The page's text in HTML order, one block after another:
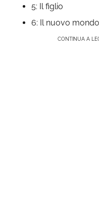
5: Il figlio
6: Il nuovo mondo
CONTINUA A